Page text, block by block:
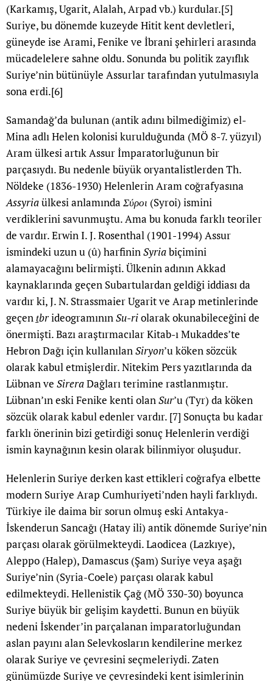
(Karkamış, Ugarit, Alalah, Arpad vb.) kurdular.[5]
Suriye, bu dönemde kuzeyde Hitit kent devletleri,
güneyde ise Arami, Fenike ve İbrani şehirleri arasında
mücadelelere sahne oldu. Sonunda bu politik zayıflık
Suriye’nin bütünüyle Assurlar tarafından yutulmasıyla
sona erdi.[6]
Samandağ’da bulunan (antik adını bilmediğimiz) el-
Mina adlı Helen kolonisi kurulduğunda (MÖ 8-7. yüzyıl)
Aram ülkesi artık Assur İmparatorluğunun bir
parçasıydı. Bu nedenle büyük oryantalistlerden Th.
Nöldeke (1836-1930) Helenlerin Aram coğrafyasına
Assyriaülkesi anlamında Σύροι (Syroi) ismini
verdiklerini savunmuştu. Ama bu konuda farklı teoriler
de vardır. Erwin I. J. Rosenthal (1901-1994) Assur
ismindeki uzun u (û) harfininSyriabiçimini
alamayacağını belirmişti. Ülkenin adının Akkad
kaynaklarında geçen Subartulardan geldiği iddiası da
vardır ki, J. N. Strassmaier Ugarit ve Arap metinlerinde
geçenṯbrideogramınınSu-riolarak okunabileceğini de
önermişti. Bazı araştırmacılar Kitab-ı Mukaddes’te
Hebron Dağı için kullanılanSiryon’u köken sözcük
olarak kabul etmişlerdir. Nitekim Pers yazıtlarında da
Lübnan ve SireraDağları terimine rastlanmıştır.
Lübnan’ın eski Fenike kenti olanSur’u (Tyr) da köken
sözcük olarak kabul edenler vardır. [7] Sonuçta bu kadar
farklı önerinin bizi getirdiği sonuç Helenlerin verdiği
ismin kaynağının kesin olarak bilinmiyor oluşudur.
Helenlerin Suriye derken kast ettikleri coğrafya elbette
modern Suriye Arap Cumhuriyeti’nden hayli farklıydı.
Türkiye ile daima bir sorun olmuş eski Antakya-
İskenderun Sancağı (Hatay ili) antik dönemde Suriye’nin
parçası olarak görülmekteydi. Laodicea (Lazkıye),
Aleppo (Halep), Damascus (Şam) Suriye veya aşağı
Suriye’nin (Syria-Coele) parçası olarak kabul
edilmekteydi. Hellenistik Çağ (MÖ 330-30) boyunca
Suriye büyük bir gelişim kaydetti. Bunun en büyük
nedeni İskender’in parçalanan imparatorluğundan
aslan payını alan Selevkosların kendilerine merkez
olarak Suriye ve çevresini seçmeleriydi. Zaten
günümüzde Suriye ve çevresindeki kent isimlerinin